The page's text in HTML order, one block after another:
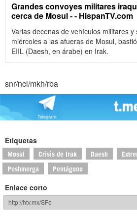
Grandes convoyes militares
cerca de Mosul - - HispanTV.com
Varias decenas de vehículos militares y
miércoles a las afueras de Mosul,
EIIL (Daesh, en árabe) en Irak.
snr/ncl/mkh/rba
Etiquetas
Mosul Crisis de Irak Daesh
Peshmerga Pentágono
Enlace corto